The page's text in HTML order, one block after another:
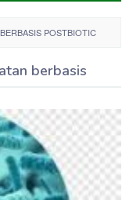
POSTBIOTIC
berbasis